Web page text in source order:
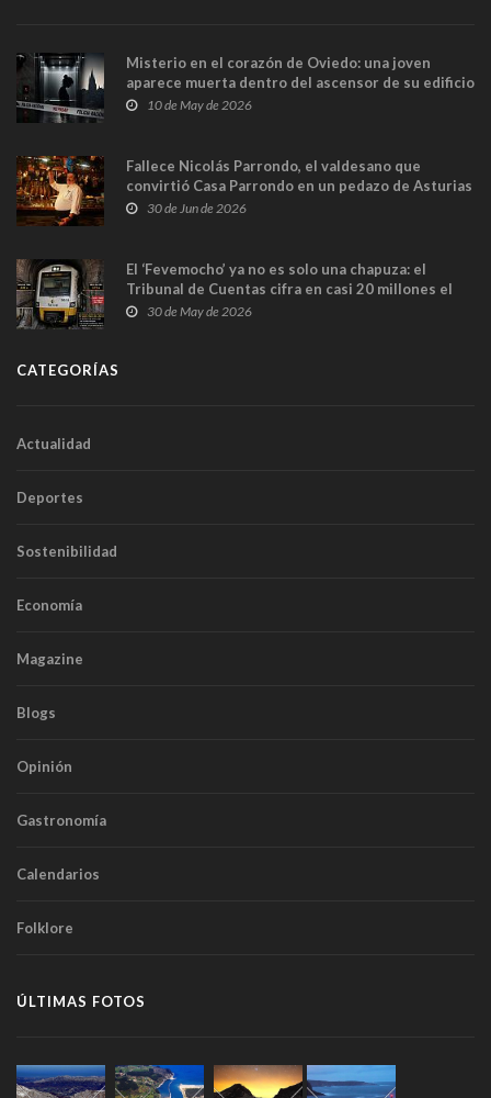
Misterio en el corazón de Oviedo: una joven
aparece muerta dentro del ascensor de su edificio
y las cámaras captan sus últimos minutos
10 de May de 2026
Fallece Nicolás Parrondo, el valdesano que
convirtió Casa Parrondo en un pedazo de Asturias
en Madrid
30 de Jun de 2026
El ‘Fevemocho’ ya no es solo una chapuza: el
Tribunal de Cuentas cifra en casi 20 millones el
sobrecoste de los trenes que no cabían por los
30 de May de 2026
CATEGORÍAS
Actualidad
Deportes
Sostenibilidad
Economía
Magazine
Blogs
Opinión
Gastronomía
Calendarios
Folklore
ÚLTIMAS FOTOS